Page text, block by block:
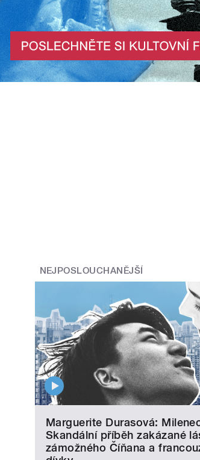
NEJPOSLOUCHANĚJŠÍ
Marguerite Durasová:
Skandální příběh zakázané
zámožného Číňana a